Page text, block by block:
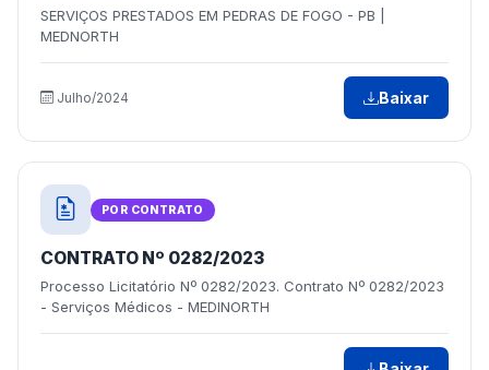
SERVIÇOS PRESTADOS EM PEDRAS DE FOGO - PB |
MEDNORTH
Julho/2024 Baixar
POR CONTRATO
CONTRATO Nº 0282/2023
Processo Licitatório Nº 0282/2023. Contrato Nº 0282/2023
- Serviços Médicos - MEDINORTH